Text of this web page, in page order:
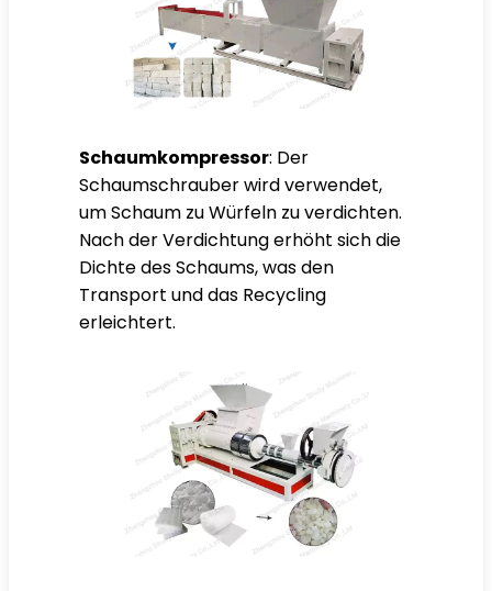
Schaumkompressor: Der
Schaumschrauber wird verwendet,
um Schaum zu Würfeln zu verdichten.
Nach der Verdichtung erhöht sich die
Dichte des Schaums, was den
Transport und das Recycling
erleichtert.